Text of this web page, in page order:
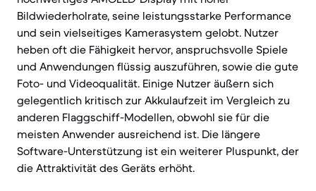
Bildwiederholrate, seine leistungsstarke Performance
und sein vielseitiges Kamerasystem gelobt. Nutzer
heben oft die Fähigkeit hervor, anspruchsvolle Spiele
und Anwendungen flüssig auszuführen, sowie die gute
Foto- und Videoqualität. Einige Nutzer äußern sich
gelegentlich kritisch zur Akkulaufzeit im Vergleich zu
anderen Flaggschiff-Modellen, obwohl sie für die
meisten Anwender ausreichend ist. Die längere
Software-Unterstützung ist ein weiterer Pluspunkt, der
die Attraktivität des Geräts erhöht.